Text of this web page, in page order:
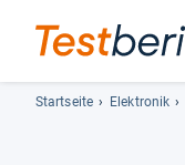
Startseite Elektronik